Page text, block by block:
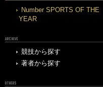
Number SPORTS OF THE
YEAR
ARCHIVE
競技から探す
著者から探す
OTHERS